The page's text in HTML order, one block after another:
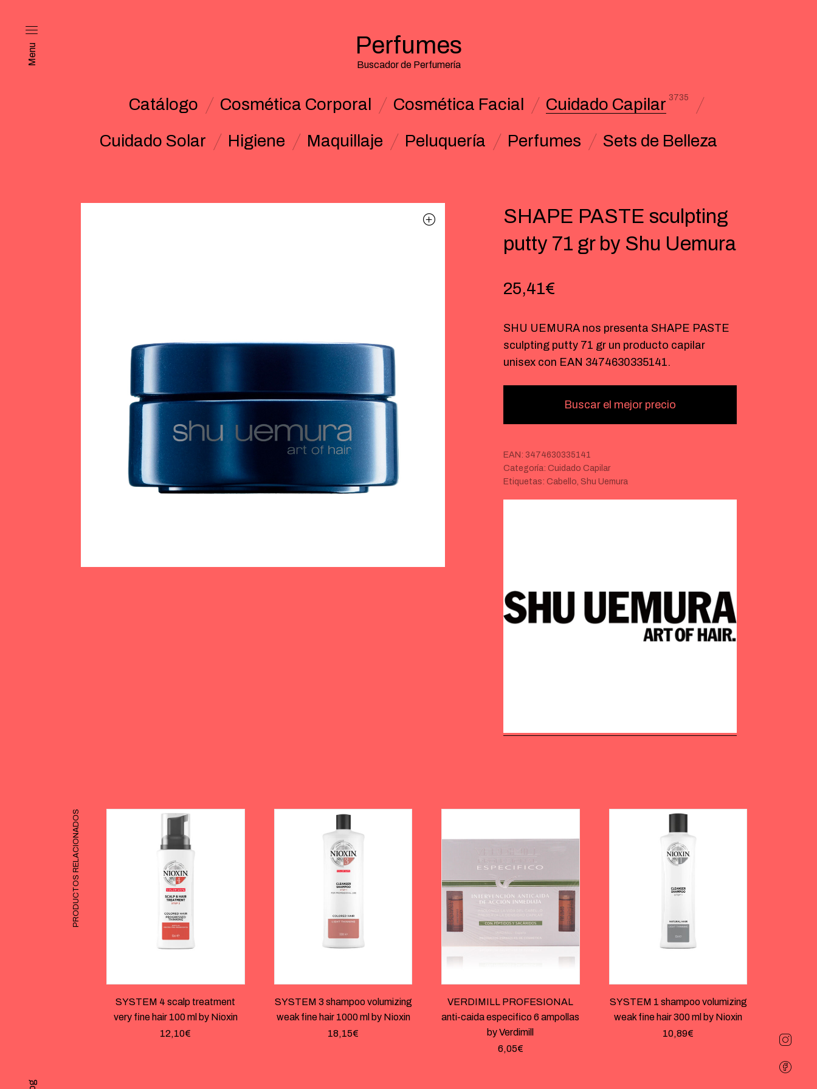
Menu Perfumes
Buscador de Perfumería
Catálogo Cosmética Corporal Cosmética Facial Cuidado Capilar 3735
Cuidado Solar Higiene Maquillaje Peluquería Perfumes Sets de Belleza
SHAPE PASTE sculpting
putty 71 gr by Shu Uemura
25,41€
SHU UEMURA nos presenta SHAPE PASTE
sculpting putty 71 gr un producto capilar
unisex con EAN 3474630335141.
Buscar el mejor precio
EAN: 3474630335141
Categoría: Cuidado Capilar
Etiquetas: Cabello, Shu Uemura
PRODUCTOS RELACIONADOS
SYSTEM 4 scalp treatment
very fine hair 100 ml by Nioxin
12,10€
SYSTEM 3 shampoo volumizing
weak fine hair 1000 ml by Nioxin
18,15€
VERDIMILL PROFESIONAL
anti-caida especifico 6 ampollas
by Verdimill
6,05€
SYSTEM 1 shampoo volumizing
weak fine hair 300 ml by Nioxin
10,89€